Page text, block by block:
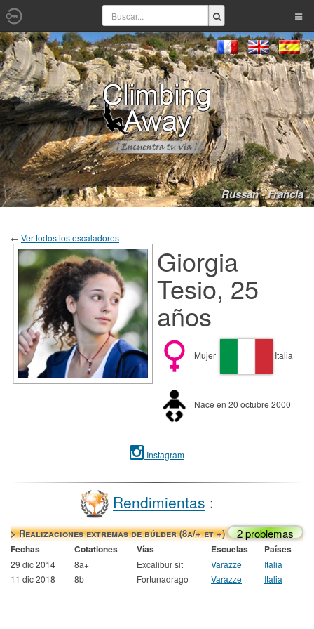
Russan - Francia
← Ver todos los escaladores
Giorgia
Tesio, 25
años
Mujer Italia
Nace en 20 octubre 2000
Instagram
Rendimientas :
> Realizaciones extremas de búlder (8a/+ et +) 2 problemas
Fechas Cotationes Vías Escuelas Países
29 dic 2014 8a+ Excalibur sit Varazze
Italia
11 dic 2018
8b Fortunadrago Varazze Italia